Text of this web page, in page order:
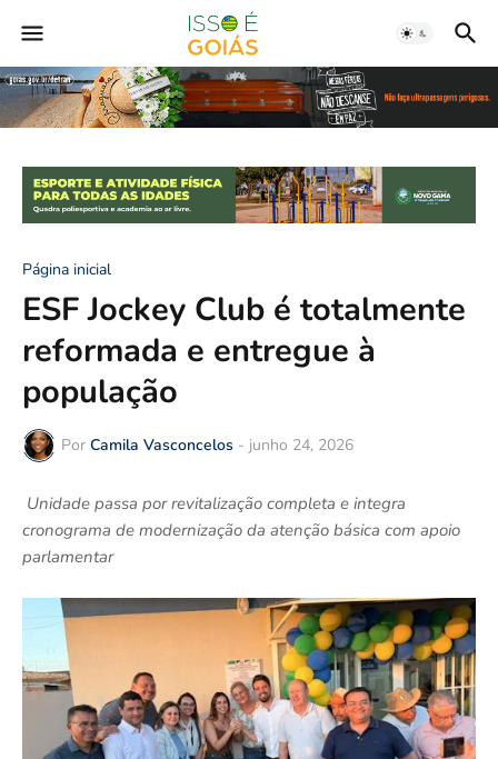
Página inicial
ESF Jockey Club é totalmente
reformada e entregue à
população
Por Camila Vasconcelos - junho 24, 2026
Unidade passa por revitalização completa e integra
cronograma de modernização da atenção básica com apoio
parlamentar